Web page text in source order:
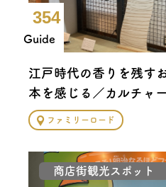
Guide
354
江戸時代の香りを残す
本を感じる／カルチャ
ファミリーロード
商店街観光スポット